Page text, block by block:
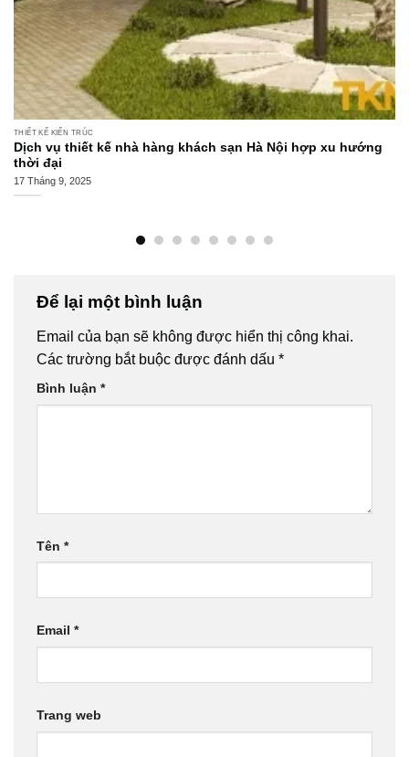
THIẾT KẾ KIẾN TRÚC
Dịch vụ thiết kế nhà hàng khách sạn Hà Nội hợp xu hướng
thời đại
17 Tháng 9, 2025
Để lại một bình luận
Email của bạn sẽ không được hiển thị công khai.
Các trường bắt buộc được đánh dấu *
Bình luận *
Tên *
Email *
Trang web